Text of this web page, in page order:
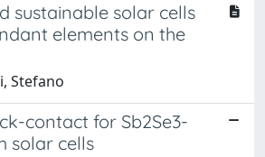
sustainable solar cells
elements on the
Stefano
contact for Sb2Se3-
solar cells